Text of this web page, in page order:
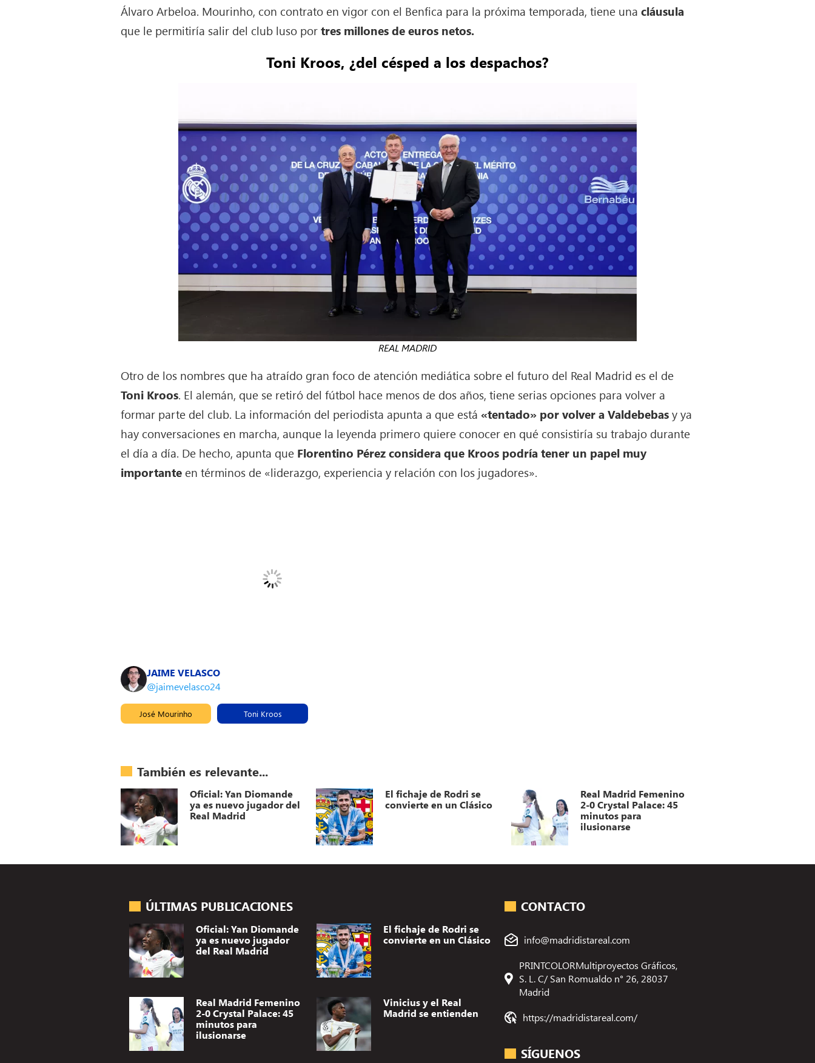
Álvaro Arbeloa. Mourinho, con contrato en vigor con el Benfica para la próxima temporada, tiene unacláusula
que le permitiría salir del club luso portres millones de euros netos.
Toni Kroos, ¿del césped a los despachos?
REAL MADRID
Otro de los nombres que ha atraído gran foco de atención mediática sobre el futuro del Real Madrid es el de
Toni Kroos. El alemán, que se retiró del fútbol hace menos de dos años, tiene serias opciones para volver a
formar parte del club. La información del periodista apunta a que está«tentado» por volver a Valdebebasy ya
hay conversaciones en marcha, aunque la leyenda primero quiere conocer en qué consistiría su trabajo durante
el día a día. De hecho, apunta que Florentino Pérez considera que Kroos podría tener un papel muy
importante en términos de «liderazgo, experiencia y relación con los jugadores».
JAIME VELASCO
@jaimevelasco24
José Mourinho Toni Kroos
También es relevante...
Oficial: Yan Diomande
ya es nuevo jugador del
Real Madrid
El fichaje de Rodri se
convierte en un Clásico
Real Madrid Femenino
2-0 Crystal Palace: 45
minutos para
ilusionarse
ÚLTIMAS PUBLICACIONES
Oficial: Yan Diomande
ya es nuevo jugador
del Real Madrid
El fichaje de Rodri se
convierte en un Clásico
Real Madrid Femenino
2-0 Crystal Palace: 45
minutos para
ilusionarse
Vinicius y el Real
Madrid se entienden
CONTACTO
info@madridistareal.com
PRINTCOLORMultiproyectos Gráficos,
S. L. C/ San Romualdo n° 26, 28037
Madrid
https://madridistareal.com/
SÍGUENOS